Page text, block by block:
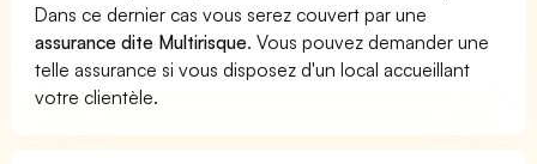
Dans ce dernier cas vous serez couvert par une
assurance dite Multirisque. Vous pouvez demander une
telle assurance si vous disposez d'un local accueillant
votre clientèle.